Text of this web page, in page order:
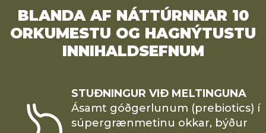
BLANDA AF NÁTTÚRNNAR 10
ORKUMESTU OG HAGNÝTUSTU
INNIHALDSEFNUM
STUÐNINGUR VIÐ MELTINGUNA
Ásamt góðgerlunum (prebiotics) í
súpergrænmetinu okkar, býður